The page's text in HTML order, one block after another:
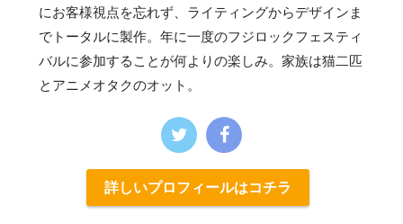
にお客様視点を忘れず、ライティングからデザインま
でトータルに製作。年に一度のフジロックフェスティ
バルに参加することが何よりの楽しみ。家族は猫二匹
とアニメオタクのオット。
詳しいプロフィールはコチラ